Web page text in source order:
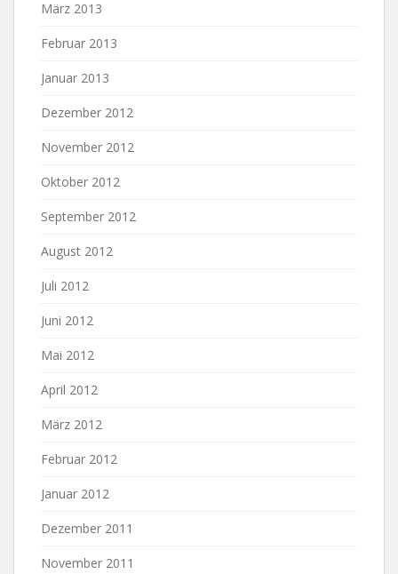
März 2013
Februar 2013
Januar 2013
Dezember 2012
November 2012
Oktober 2012
September 2012
August 2012
Juli 2012
Juni 2012
Mai 2012
April 2012
März 2012
Februar 2012
Januar 2012
Dezember 2011
November 2011